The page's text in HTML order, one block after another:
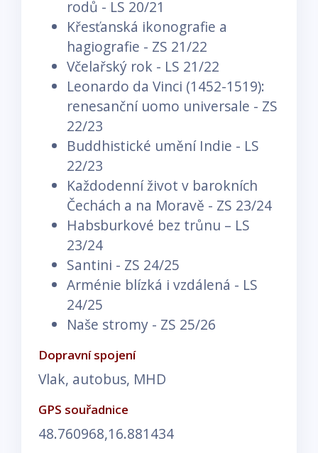
rodů - LS 20/21
Křesťanská ikonografie a
hagiografie - ZS 21/22
Včelařský rok - LS 21/22
Leonardo da Vinci (1452-1519):
renesanční uomo universale - ZS
22/23
Buddhistické umění Indie - LS
22/23
Každodenní život v barokních
Čechách a na Moravě - ZS 23/24
Habsburkové bez trůnu – LS
23/24
Santini - ZS 24/25
Arménie blízká i vzdálená - LS
24/25
Naše stromy - ZS 25/26
Dopravní spojení
Vlak, autobus, MHD
GPS souřadnice
48.760968,16.881434